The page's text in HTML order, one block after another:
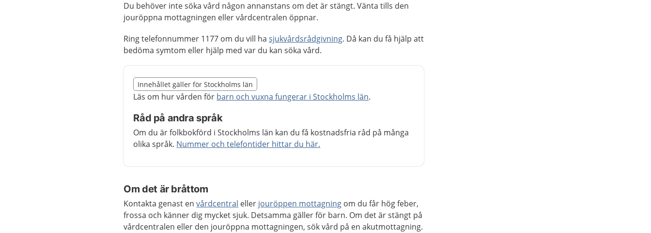
Du behöver inte söka vård någon annanstans om det är stängt. Vänta tills den
jouröppna mottagningen eller vårdcentralen öppnar.
Ring telefonnummer 1177 om du vill hasjukvårdsrådgivning. Då kan du få hjälp att
bedöma symtom eller hjälp med var du kan söka vård.
Nedan innehåll gäller region Stockholms län
Innehållet gäller för Stockholms län
Läs om hur vården för barn och vuxna fungerar i Stockholms län.
Råd på andra språk
Om du är folkbokförd i Stockholms län kan du få kostnadsfria råd på många
olika språk. Nummer och telefontider hittar du här.
Slut på det regionala tillägget från region Stockholms län
Om det är bråttom
Kontakta genast envårdcentral eller jouröppen mottagning om du får hög feber,
frossa och känner dig mycket sjuk. Detsamma gäller för barn. Om det är stängt på
vårdcentralen eller den jouröppna mottagningen, sök vård på en akutmottagning.